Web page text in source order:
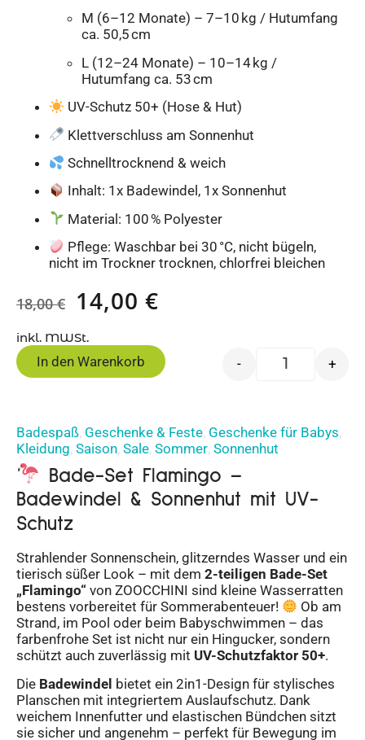
M (6–12 Monate) – 7–10 kg / Hutumfang
ca. 50,5 cm
L (12–24 Monate) – 10–14 kg /
Hutumfang ca. 53 cm
UV-Schutz 50+ (Hose & Hut)
Klettverschluss am Sonnenhut
Schnelltrocknend & weich
Inhalt: 1x Badewindel, 1x Sonnenhut
Material: 100 % Polyester
Pflege: Waschbar bei 30 °C, nicht bügeln,
nicht im Trockner trocknen, chlorfrei bleichen
18,00€ 14,00 €
inkl. MWSt.
- +
In den Warenkorb
Badespaß, Geschenke & Feste, Geschenke für Babys,
Kleidung, Saison, Sale, Sommer, Sonnenhut
Bade-Set Flamingo –
Badewindel & Sonnenhut mit UV-
Schutz
Strahlender Sonnenschein, glitzerndes Wasser und ein
tierisch süßer Look – mit dem 2-teiligen Bade-Set
„Flamingo“ von ZOOCCHINI sind kleine Wasserratten
bestens vorbereitet für Sommerabenteuer!
Ob am
Strand, im Pool oder beim Babyschwimmen – das
farbenfrohe Set ist nicht nur ein Hingucker, sondern
schützt auch zuverlässig mit UV-Schutzfaktor 50+.
Die Badewindel bietet ein 2in1-Design für stylisches
Planschen mit integriertem Auslaufschutz. Dank
weichem Innenfutter und elastischen Bündchen sitzt
sie sicher und angenehm – perfekt für Bewegung im